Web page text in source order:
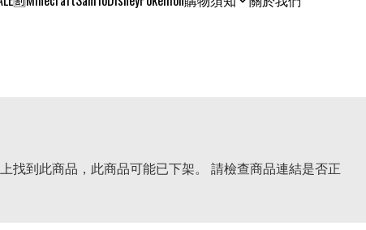
找到此商品，此商品可能已下架。 請檢查商品連結是否正